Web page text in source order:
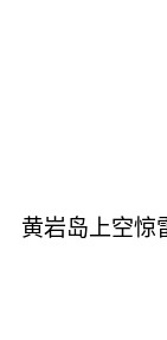
黄岩岛上空惊